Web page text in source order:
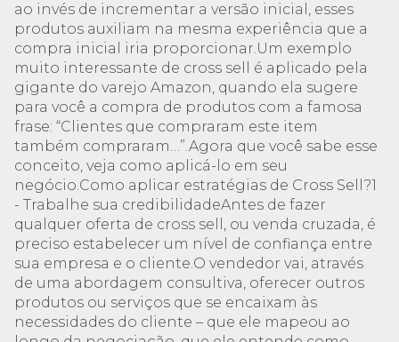
ao invés de incrementar a versão inicial, esses
produtos auxiliam na mesma experiência que a
compra inicial iria proporcionar.Um exemplo
muito interessante de cross sell é aplicado pela
gigante do varejo Amazon, quando ela sugere
para você a compra de produtos com a famosa
frase: “Clientes que compraram este item
também compraram…”.Agora que você sabe esse
conceito, veja como aplicá-lo em seu
negócio.Como aplicar estratégias de Cross Sell?1
- Trabalhe sua credibilidadeAntes de fazer
qualquer oferta de cross sell, ou venda cruzada, é
preciso estabelecer um nível de confiança entre
sua empresa e o cliente.O vendedor vai, através
de uma abordagem consultiva, oferecer outros
produtos ou serviços que se encaixam às
necessidades do cliente – que ele mapeou ao